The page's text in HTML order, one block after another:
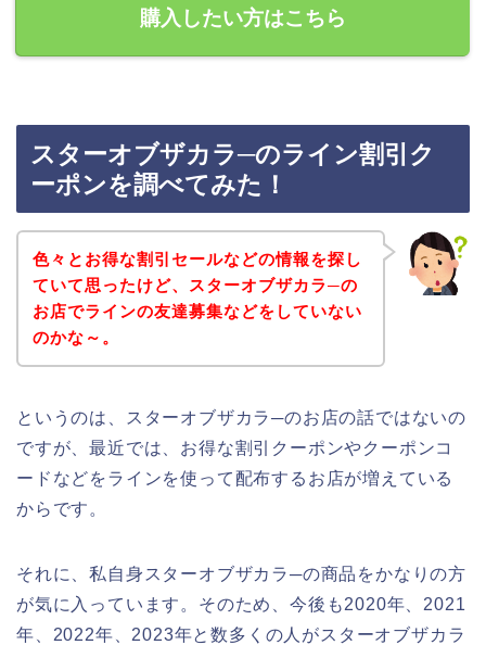
購入したい方はこちら
スターオブザカラ─のライン割引ク
ーポンを調べてみた！
色々とお得な割引セールなどの情報を探し
ていて思ったけど、スターオブザカラ─の
お店でラインの友達募集などをしていない
のかな～。
というのは、スターオブザカラ─のお店の話ではないの
ですが、最近では、お得な割引クーポンやクーポンコ
ードなどをラインを使って配布するお店が増えている
からです。
それに、私自身スターオブザカラ─の商品をかなりの方
が気に入っています。そのため、今後も2020年、2021
年、2022年、2023年と数多くの人がスターオブザカラ